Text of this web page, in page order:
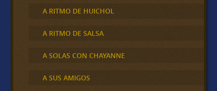
A RITMO DE HUICHOL
A RITMO DE SALSA
A SOLAS CON CHAYANNE
A SUS AMIGOS